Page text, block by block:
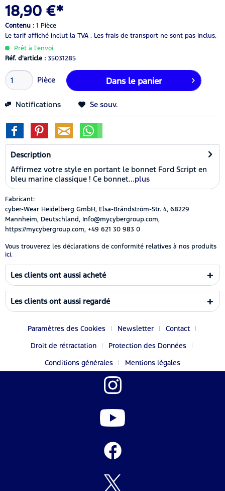
18,90 €*
Contenu : 1 Pièce
Le tarif affiché inclut la TVA . Les frais de transport ne sont pas inclus.
Prêt à l’envoi
Réf. d'article : 35031285
Pièce Dans le panier
Notifications Se souv.
Description
Affirmez votre style en portant le bonnet Ford Script en
bleu marine classique ! Ce bonnet...plus
Fabricant:
cyber-Wear Heidelberg GmbH, Elsa-Brändström-Str. 4, 68229
Mannheim, Deutschland, Info@mycybergroup.com,
https://mycybergroup.com, +49 621 30 983 0
Vous trouverez les déclarations de conformité relatives à nos produits
ici.
Les clients ont aussi acheté
Les clients ont aussi regardé
Paramètres des Cookies Newsletter
Contact
Droit de rétractation
Protection des Données
Conditions générales
Mentions légales